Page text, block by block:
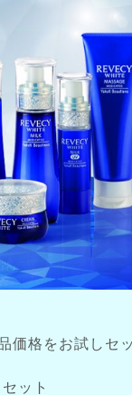
価格をお試しセ
ット